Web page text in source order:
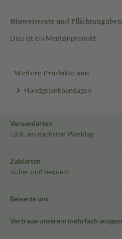
Hinweistexte und Pflichtangaben
Dies ist ein Medizinprodukt.
Weitere Produkte aus:
Handgelenkbandagen
Versandarten
i.d.R. am nächsten Werktag
Zahlarten
sicher und bequem
Bewerte uns
Vertraue unserem mehrfach